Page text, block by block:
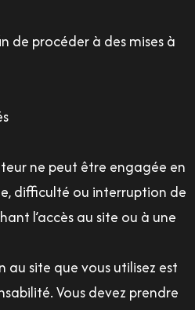
de procéder à des mises à
ne peut être engagée en
difficulté ou interruption de
l’accès au site ou à une
au site que vous utilisez est
Vous devez prendre